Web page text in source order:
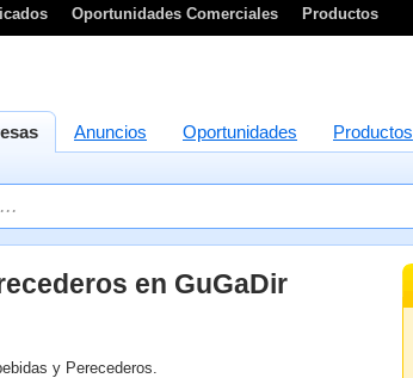
Oportunidades Comerciales Productos
Anuncios Oportunidades Productos
en GuGaDir
y Perecederos.